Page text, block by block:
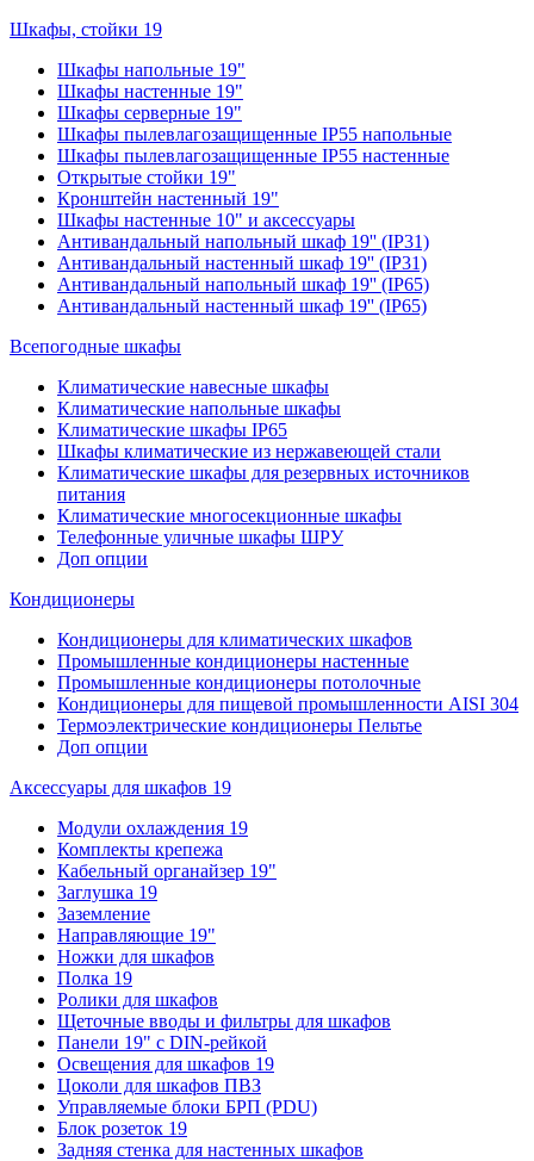
Шкафы, стойки 19
Шкафы напольные 19"
Шкафы настенные 19"
Шкафы серверные 19"
Шкафы пылевлагозащищенные IP55 напольные
Шкафы пылевлагозащищенные IP55 настенные
Открытые стойки 19"
Кронштейн настенный 19"
Шкафы настенные 10" и аксессуары
Антивандальный напольный шкаф 19'' (IP31)
Антивандальный настенный шкаф 19'' (IP31)
Антивандальный напольный шкаф 19'' (IP65)
Антивандальный настенный шкаф 19'' (IP65)
Всепогодные шкафы
Климатические навесные шкафы
Климатические напольные шкафы
Климатические шкафы IP65
Шкафы климатические из нержавеющей стали
Климатические шкафы для резервных источников
питания
Климатические многосекционные шкафы
Телефонные уличные шкафы ШРУ
Доп опции
Кондиционеры
Кондиционеры для климатических шкафов
Промышленные кондиционеры настенные
Промышленные кондиционеры потолочные
Кондиционеры для пищевой промышленности AISI 304
Термоэлектрические кондиционеры Пельтье
Доп опции
Аксессуары для шкафов 19
Модули охлаждения 19
Комплекты крепежа
Кабельный органайзер 19"
Заглушка 19
Заземление
Направляющие 19"
Ножки для шкафов
Полка 19
Ролики для шкафов
Щеточные вводы и фильтры для шкафов
Панели 19" с DIN-рейкой
Освещения для шкафов 19
Цоколи для шкафов ПВЗ
Управляемые блоки БРП (PDU)
Блок розеток 19
Задняя стенка для настенных шкафов